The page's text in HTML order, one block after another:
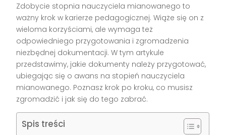
Zdobycie stopnia nauczyciela mianowanego to
ważny krok w karierze pedagogicznej. Wiąże się on z
wieloma korzyściami, ale wymaga też
odpowiedniego przygotowania i zgromadzenia
niezbędnej dokumentacji. W tym artykule
przedstawimy, jakie dokumenty należy przygotować,
ubiegając się o awans na stopień nauczyciela
mianowanego. Poznasz krok po kroku, co musisz
zgromadzić i jak się do tego zabrać.
Spis treści